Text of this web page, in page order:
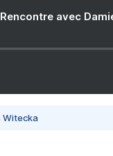
avec
Witecka